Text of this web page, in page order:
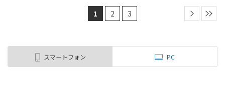
1 2 3
スマートフォン PC